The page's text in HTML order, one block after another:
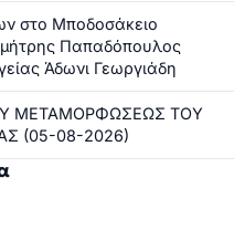
στο Μποδοσάκειο
Παπαδόπουλος
Άδωνι Γεωργιάδη
ΜΕΤΑΜΟΡΦΩΣΕΩΣ ΤΟΥ
(05-08-2026)